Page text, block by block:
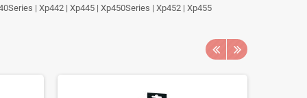
| Xp442 | Xp445 | Xp450Series | Xp452 | Xp455